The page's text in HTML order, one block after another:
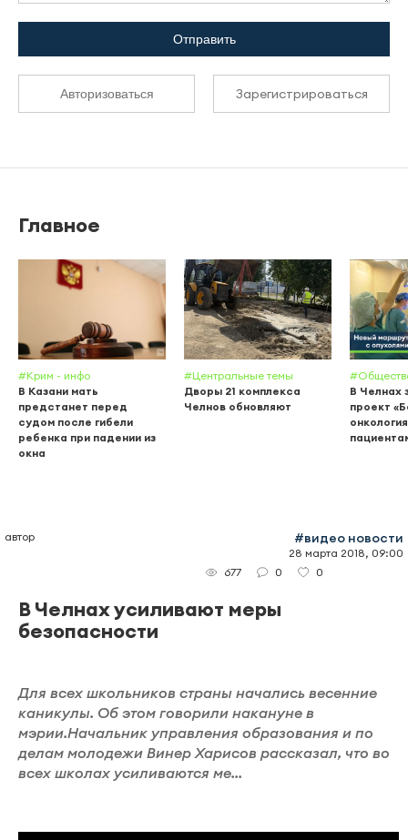
Отправить
Авторизоваться Зарегистрироваться
Главное
#Крим - инфо
В Казани мать
предстанет перед
судом после гибели
ребенка при падении из
окна
#Центральные темы
Дворы 21 комплекса
Челнов обновляют
В Челнах
проект
автор #видео новости
28 марта 2018, 09:00
677
0 0
В Челнах усиливают меры
безопасности
Для всех школьников страны начались весенние
каникулы. Об этом говорили накануне в
мэрии.Начальник управления образования и по
делам молодежи Винер Харисов рассказал, что во
всех школах усиливаются ме...